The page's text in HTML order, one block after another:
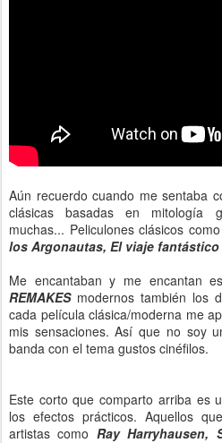
Aún recuerdo cuando me sentaba
clásicas basadas en mitología
muchas... Peliculones clásicos como
los Argonautas, El viaje fantástico
Me encantaban y me encantan
REMAKES modernos también los
cada película clásica/moderna me
mis sensaciones. Así que no soy
banda con el tema gustos cinéfilos.
Este corto que comparto arriba es
los efectos prácticos. Aquellos
artistas como Ray Harryhausen,